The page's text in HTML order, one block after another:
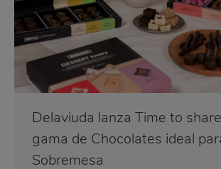
Delaviuda lanza Time to
gama de Chocolates ideal
Sobremesa